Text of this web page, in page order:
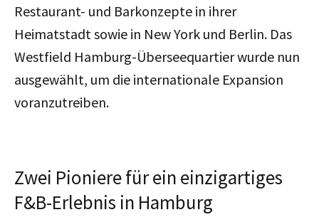
Restaurant- und Barkonzepte in ihrer
Heimatstadt sowie in New York und Berlin. Das
Westfield Hamburg-Überseequartier wurde nun
ausgewählt, um die internationale Expansion
voranzutreiben.
Zwei Pioniere für ein einzigartiges
F&B-Erlebnis in Hamburg